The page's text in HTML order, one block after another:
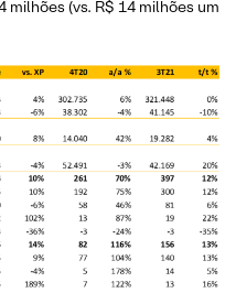
milhões (vs. R$ 14 milhões um